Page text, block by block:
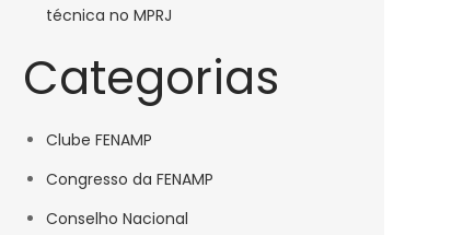
técnica no MPRJ
Categorias
Clube FENAMP
Congresso da FENAMP
Conselho Nacional